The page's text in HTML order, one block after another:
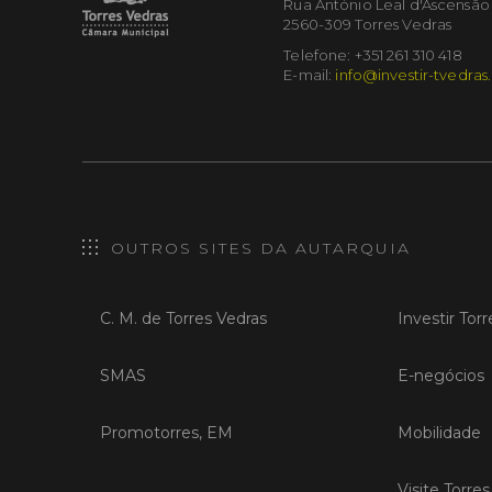
Rua António Leal d'Ascensão
2560-309 Torres Vedras
Telefone: +351 261 310 418
E-mail: info@investir-
OUTROS SITES DA AUTARQUIA
C. M. de Torres Vedras
SMAS
Promotorres, EM
Investir
E-negócios
Mobilidade